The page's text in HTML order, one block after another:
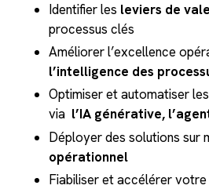
moins de 12 mois
Nos partenaires :
Identifier les leviers de
processus clés
Améliorer l’excellence
l’intelligence des
Optimiser et automatiser
via l’IA générative,
Déployer des solutions sur
opérationnel
Fiabiliser et accélérer